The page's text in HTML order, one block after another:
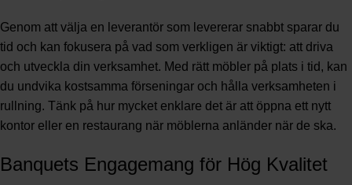
Genom att välja en leverantör som levererar snabbt sparar du
tid och kan fokusera på vad som verkligen är viktigt: att driva
och utveckla din verksamhet. Med rätt möbler på plats i tid, kan
du undvika kostsamma förseningar och hålla verksamheten i
rullning. Tänk på hur mycket enklare det är att öppna ett nytt
kontor eller en restaurang när möblerna anländer när de ska.
Banquets Engagemang för Hög Kvalitet